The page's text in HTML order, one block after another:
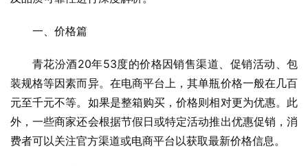
一、价格篇
青花汾酒20年53度的价格因销售渠道、促销活动、包
装规格等因素而异。在电商平台上，其单瓶价格一般在几百
元至千元不等。如果是整箱购买，价格则相对更为优惠。此
外，一些商家还会根据节假日或特定活动推出优惠促销，消
费者可以关注官方渠道或电商平台以获取最新价格信息。